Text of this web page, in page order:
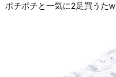
ポチポチと一気に2足買うたw